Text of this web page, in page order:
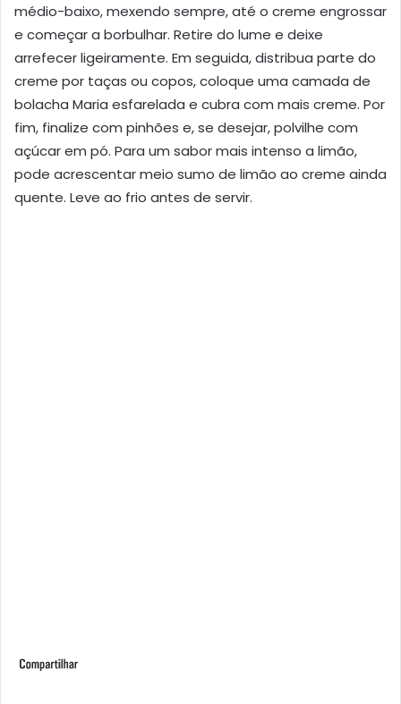
médio-baixo, mexendo sempre, até o creme engrossar
e começar a borbulhar. Retire do lume e deixe
arrefecer ligeiramente. Em seguida, distribua parte do
creme por taças ou copos, coloque uma camada de
bolacha Maria esfarelada e cubra com mais creme. Por
fim, finalize com pinhões e, se desejar, polvilhe com
açúcar em pó. Para um sabor mais intenso a limão,
pode acrescentar meio sumo de limão ao creme ainda
quente. Leve ao frio antes de servir.